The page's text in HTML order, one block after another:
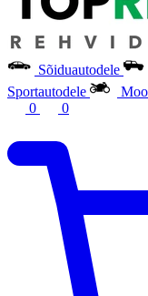
Sõiduautodele
Sportautodele
0
0